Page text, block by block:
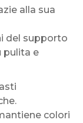
alla sua
del supporto
pulita e
colori